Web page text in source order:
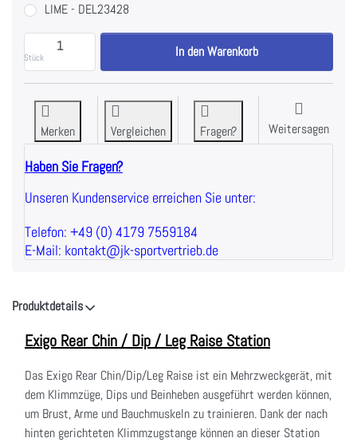
LIME - DEL23428
Stück
Exigo Rear Chin / Dip / Leg Raise Station zu
In den Warenkorb
Merken Vergleichen Fragen? Weitersagen
Haben Sie Fragen?
Unseren Kundenservice erreichen Sie unter:
Telefon: +49 (0) 4179 7559184
E-Mail: kontakt@jk-sportvertrieb.de
Produktdetails
Exigo Rear Chin / Dip / Leg Raise Station
Das Exigo Rear Chin/Dip/Leg Raise ist ein Mehrzweckgerät, mit
dem Klimmzüge, Dips und Beinheben ausgeführt werden können,
um Brust, Arme und Bauchmuskeln zu trainieren. Dank der nach
hinten gerichteten Klimmzugstange können an dieser Station